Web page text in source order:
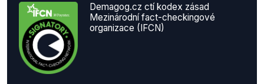
Demagog.cz ctí kodex zásad
Mezinárodní fact-checkingové
organizace (IFCN)